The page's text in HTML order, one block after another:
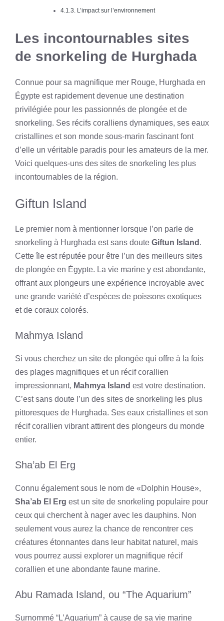
L’impact sur l’environnement
Les incontournables sites
de snorkeling de Hurghada
Connue pour sa magnifique mer Rouge, Hurghada en
Égypte est rapidement devenue une destination
privilégiée pour les passionnés de plongée et de
snorkeling. Ses récifs coralliens dynamiques, ses eaux
cristallines et son monde sous-marin fascinant font
d’elle un véritable paradis pour les amateurs de la mer.
Voici quelques-uns des sites de snorkeling les plus
incontournables de la région.
Giftun Island
Le premier nom à mentionner lorsque l’on parle de
snorkeling à Hurghada est sans doute Giftun Island .
Cette île est réputée pour être l’un des meilleurs sites
de plongée en Égypte. La vie marine y est abondante,
offrant aux plongeurs une expérience incroyable avec
une grande variété d’espèces de poissons exotiques
et de coraux colorés.
Mahmya Island
Si vous cherchez un site de plongée qui offre à la fois
des plages magnifiques et un récif corallien
impressionnant, Mahmya Island est votre destination.
C’est sans doute l’un des sites de snorkeling les plus
pittoresques de Hurghada. Ses eaux cristallines et son
récif corallien vibrant attirent des plongeurs du monde
entier.
Sha’ab El Erg
Connu également sous le nom de «Dolphin House»,
Sha’ab El Erg est un site de snorkeling populaire pour
ceux qui cherchent à nager avec les dauphins. Non
seulement vous aurez la chance de rencontrer ces
créatures étonnantes dans leur habitat naturel, mais
vous pourrez aussi explorer un magnifique récif
corallien et une abondante faune marine.
Abu Ramada Island, ou “The Aquarium”
Surnommé “L’Aquarium” à cause de sa vie marine